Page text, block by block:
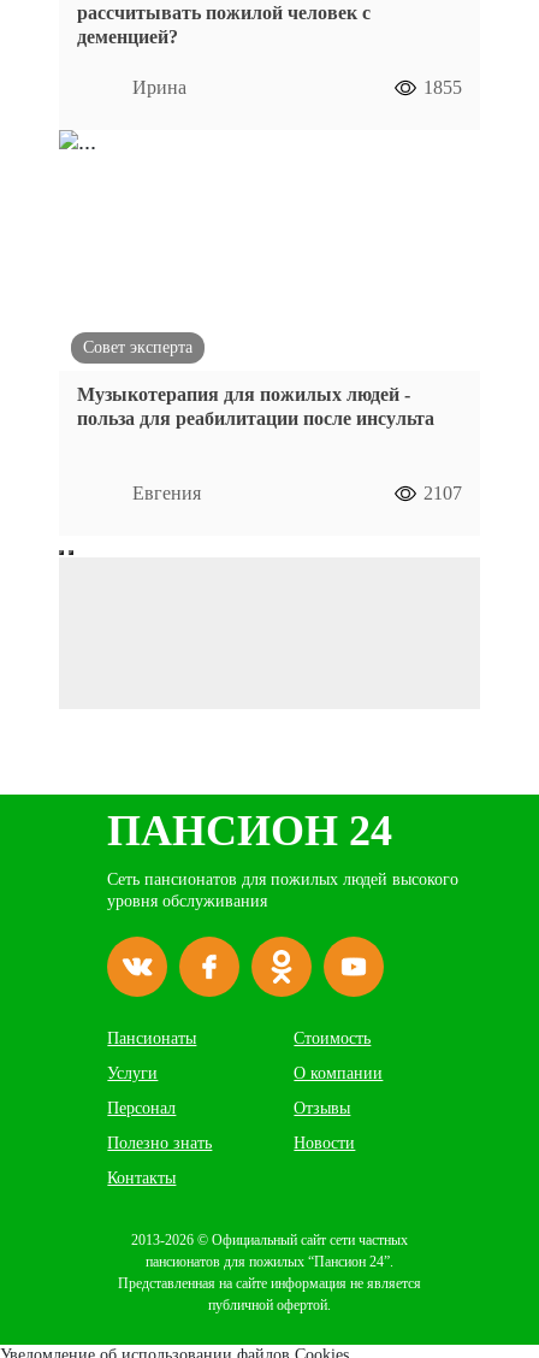
рассчитывать пожилой человек с
деменцией?
Ирина 1855
Совет эксперта
Музыкотерапия для пожилых людей -
польза для реабилитации после инсульта
Евгения 2107
ПАНСИОН 24
Сеть пансионатов для пожилых людей высокого
уровня обслуживания
Пансионаты
Стоимость
Услуги
О компании
Персонал
Отзывы
Полезно знать
Новости
Контакты
2013-2026 © Официальный сайт сети частных
пансионатов для пожилых “Пансион 24”.
Представленная на сайте информация не является
публичной офертой.